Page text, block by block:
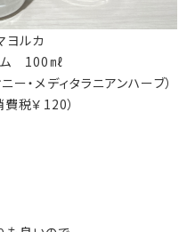
ヨルカ
ム 100㎖
ー・メディタラニアンハーブ）
税￥120）